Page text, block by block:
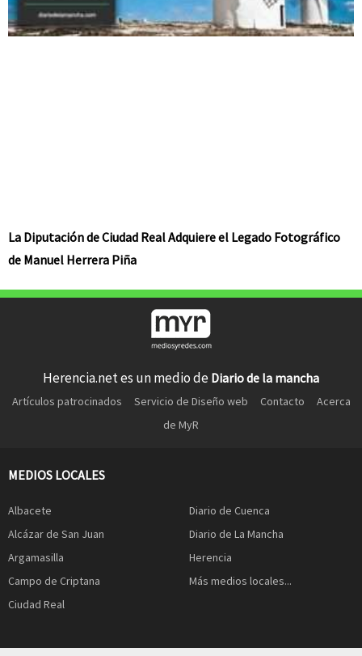
La Diputación de Ciudad Real Adquiere el Legado Fotográfico
de Manuel Herrera Piña
Herencia.net es un medio de Diario de la mancha
Artículos patrocinados Servicio de Diseño web Contacto
Acerca
de MyR
MEDIOS LOCALES
Albacete
Alcázar de San Juan
Argamasilla
Campo de Criptana
Ciudad Real
Diario de Cuenca
Diario de La Mancha
Herencia
Más medios locales...